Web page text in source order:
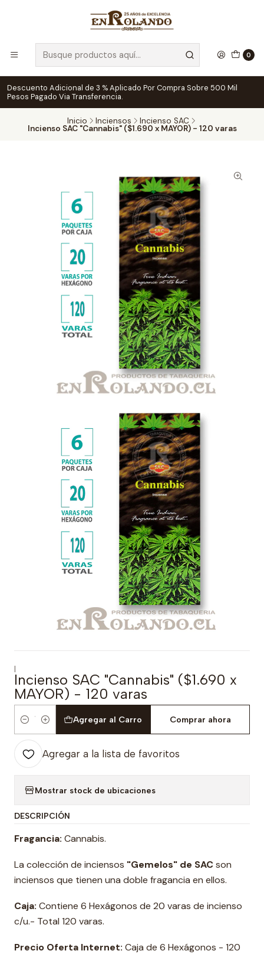
0
Descuento Adicional de 3 % Aplicado Por Compra Sobre 500 Mil
Pesos Pagado Via Transferencia.
Inicio Inciensos Incienso SAC
Incienso SAC "Cannabis" ($1.690 x MAYOR) - 120 varas
|
Incienso SAC "Cannabis" ($1.690 x
MAYOR) - 120 varas
Cantidad
Agregar al Carro Comprar ahora
Agregar a la lista de favoritos
Mostrar stock de ubicaciones
DESCRIPCIÓN
Fragancia: Cannabis.
La colección de inciensos "Gemelos" de SACson
inciensos que tienen una doble fragancia en ellos.
Caja: Contiene 6 Hexágonos de 20 varas de incienso
c/u.- Total 120 varas.
Precio Oferta Internet: Caja de 6 Hexágonos - 120